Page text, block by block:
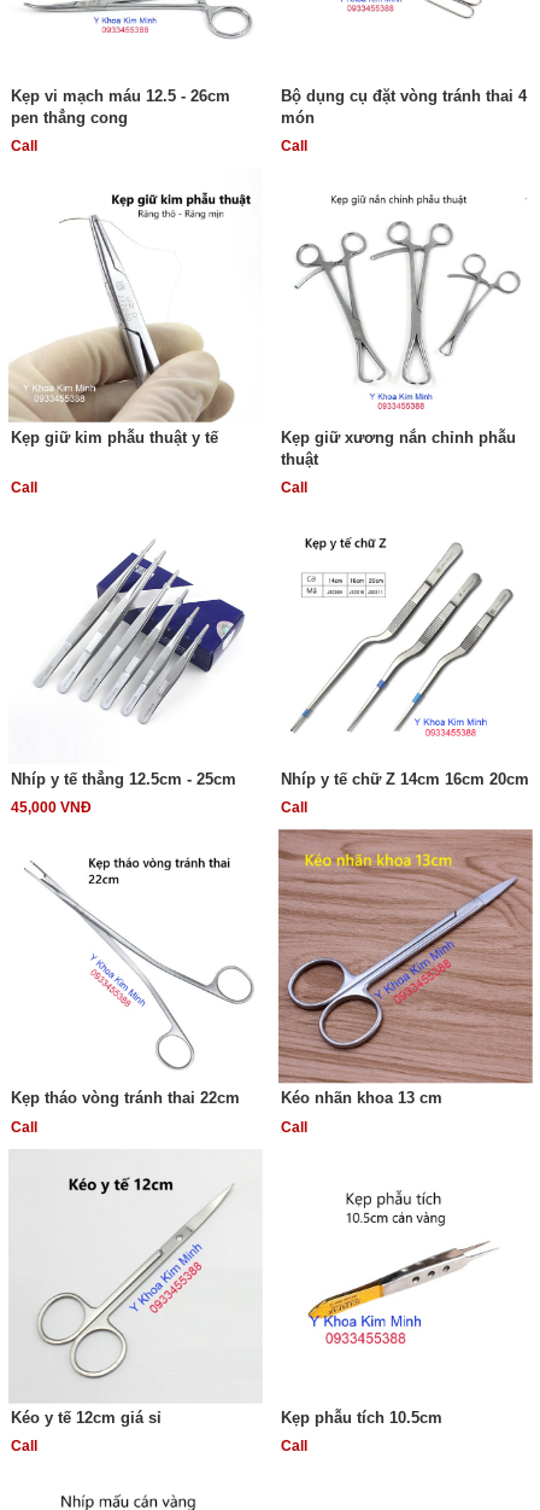
Kẹp vi mạch máu 12.5 - 26cm
pen thẳng cong
Call
Bộ dụng cụ đặt vòng tránh thai 4
món
Call
Kẹp giữ kim phẫu thuật y tế
Call
Kẹp giữ xương nắn chỉnh phẫu
thuật
Call
Nhíp y tế thẳng 12.5cm - 25cm
45,000 VNĐ
Nhíp y tế chữ Z 14cm 16cm 20cm
Call
Kẹp tháo vòng tránh thai 22cm
Call
Kéo nhãn khoa 13 cm
Call
Kéo y tế 12cm giá sỉ
Call
Kẹp phẫu tích 10.5cm
Call